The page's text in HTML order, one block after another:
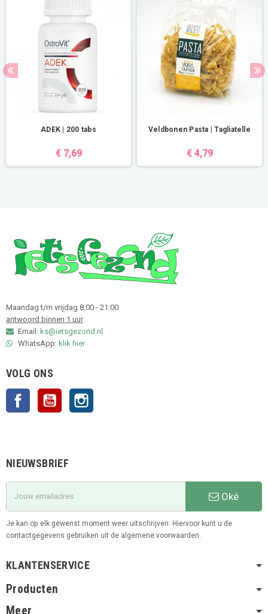
ADEK | 200 tabs
€ 7,69
Veldbonen Pasta | Tagliatelle
€ 4,79
Maandag t/m vrijdag 8:00 - 21:00
antwoord binnen 1 uur
Email: ks@ietsgezond.nl
WhatsApp: klik hier
VOLG ONS
Facebook YouTube
NIEUWSBRIEF
Oké
Je kan op elk gewenst moment weer uitschrijven. Hiervoor kunt u de
contactgegevens gebruiken uit de algemene voorwaarden.
KLANTENSERVICE
Producten
Meer